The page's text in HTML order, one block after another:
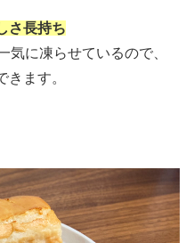
さ長持ち
気に凍らせているので、
ます。